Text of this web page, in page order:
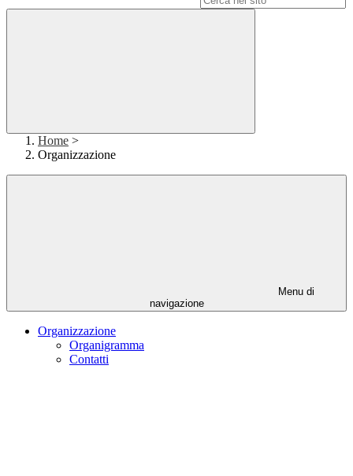
Home >
Organizzazione
Menu di
navigazione
Organizzazione
Organigramma
Contatti